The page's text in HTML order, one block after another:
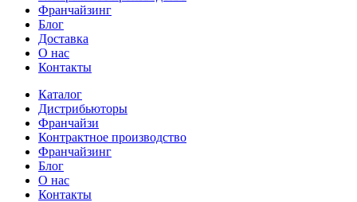
Франчайзинг
Блог
Доставка
О нас
Контакты
Каталог
Дистрибьюторы
Франчайзи
Контрактное производство
Франчайзинг
Блог
О нас
Контакты